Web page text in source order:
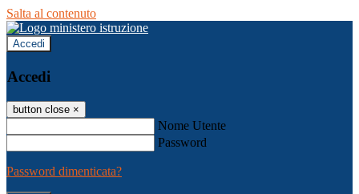
Salta al contenuto
Accedi
Accedi
button close ×
Nome Utente
Password
Password dimenticata?